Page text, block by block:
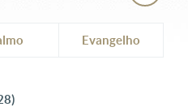
Evangelho